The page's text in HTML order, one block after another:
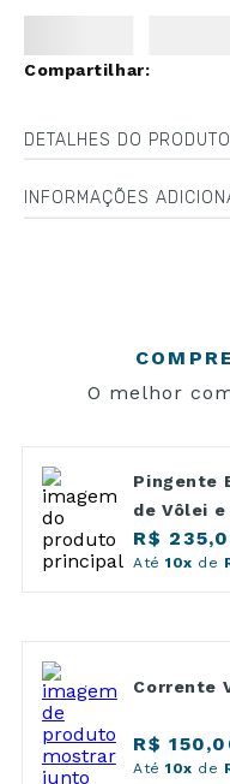
DETALHES DO PRODUTO
INFORMAÇÕES
O melhor
Pingente
de Vôlei e
R$
Até10x de
Corrente
R$
Até10x de